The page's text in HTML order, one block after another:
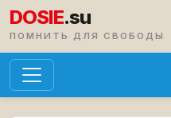
DOSIE.su
ПОМНИТЬ ДЛЯ СВОБОДЫ